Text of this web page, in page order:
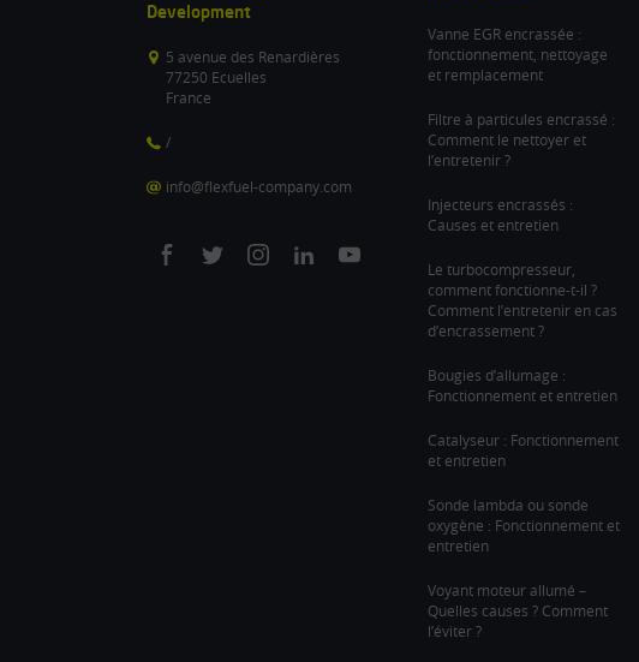
Development
5 avenue des Renardières
77250 Ecuelles
France
/
info@flexfuel-company.com
On
On
On
On
On
Vanne EGR encrassée :
fonctionnement, nettoyage
et remplacement
Filtre à particules encrassé :
Comment le nettoyer et
l’entretenir ?
Injecteurs encrassés :
Causes et entretien
Le turbocompresseur,
comment fonctionne-t-il ?
Comment l’entretenir en cas
d’encrassement ?
Bougies d’allumage :
Fonctionnement et entretien
Catalyseur : Fonctionnement
et entretien
Sonde lambda ou sonde
oxygène : Fonctionnement et
entretien
Voyant moteur allumé –
Quelles causes ? Comment
l’éviter ?